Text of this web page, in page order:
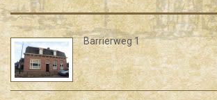
Barrierweg 1